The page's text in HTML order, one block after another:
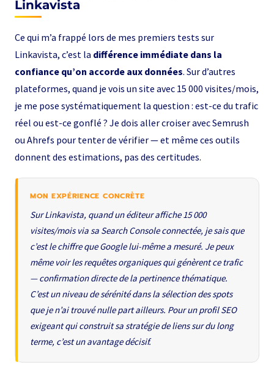
Linkavista
Ce qui m’a frappé lors de mes premiers tests sur
Linkavista, c’est la différence immédiate dans la
confiance qu’on accorde aux données. Sur d’autres
plateformes, quand je vois un site avec 15 000 visites/mois,
je me pose systématiquement la question : est-ce du trafic
réel ou est-ce gonflé ? Je dois aller croiser avec Semrush
ou Ahrefs pour tenter de vérifier — et même ces outils
donnent des estimations, pas des certitudes.
MON EXPÉRIENCE CONCRÈTE
Sur Linkavista, quand un éditeur affiche 15 000
visites/mois via sa Search Console connectée, je sais que
c’est le chiffre que Google lui-même a mesuré. Je peux
même voir les requêtes organiques qui génèrent ce trafic
— confirmation directe de la pertinence thématique.
C’est un niveau de sérénité dans la sélection des spots
que je n’ai trouvé nulle part ailleurs. Pour un profil SEO
exigeant qui construit sa stratégie de liens sur du long
terme, c’est un avantage décisif.